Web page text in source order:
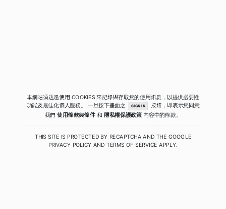
本網站須透過使用 COOKIES 來記錄與存取您的使用訊息，以提供必要性
功能及最佳化個人服務。 一旦按下畫面之 SIGN IN
按鈕，即表示您同意
我們使用條款與條件和 隱私權保護政策內容中的條款。
THIS SITE IS PROTECTED BY RECAPTCHA AND THE GOOGLE
PRIVACY POLICY ANDTERMS OF SERVICE APPLY.